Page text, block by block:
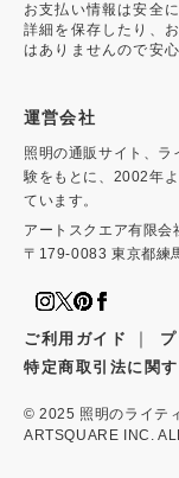
お支払い情報は安全
詳細を保存したり、
はありませんので安
運営会社
照明の通販サイト、
験をもとに、2002年
ています。
アートスクエア有限
〒179-0083 東京都練
ご利用ガイド ｜
特定商取引法に関
© 2025 照明のライテ
ARTSQUARE INC.